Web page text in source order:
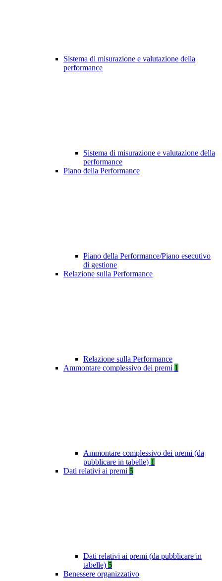
Sistema di misurazione e valutazione della
performance
Sistema di misurazione e valutazione della
performance
Piano della Performance
Piano della Performance/Piano esecutivo
di gestione
Relazione sulla Performance
Relazione sulla Performance
Ammontare complessivo dei premi 1
Ammontare complessivo dei premi (da
pubblicare in tabelle) 1
Dati relativi ai premi 5
Dati relativi ai premi (da pubblicare in
tabelle) 5
Benessere organizzativo